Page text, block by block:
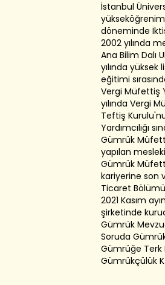
İstanbul
döneminde
2002 yılında
Ana Bilim Dalı
yılında
eğitimi
Vergi Müfettiş
yılında Vergi
Teftiş
Yardımcılığı
Gümrük
yapılan
Gümrük
kariyerine son
Ticaret
2021 Kasım
şirketinde
Gümrük
Soruda
Gümrüğe Terk
Gümrükçülük